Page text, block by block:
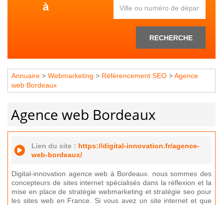
à
RECHERCHE
Annuaire > Webmarketing > Référencement SEO >Agence
web Bordeaux
Agence web Bordeaux
Lien du site : https://digital-innovation.fr/agence-
web-bordeaux/
Digital-innovation agence web à Bordeaux. nous sommes des
concepteurs de sites internet spécialisés dans la réflexion et la
mise en place de stratégie webmarketing et stratégie seo pour
les sites web en France. Si vous avez un site internet et que